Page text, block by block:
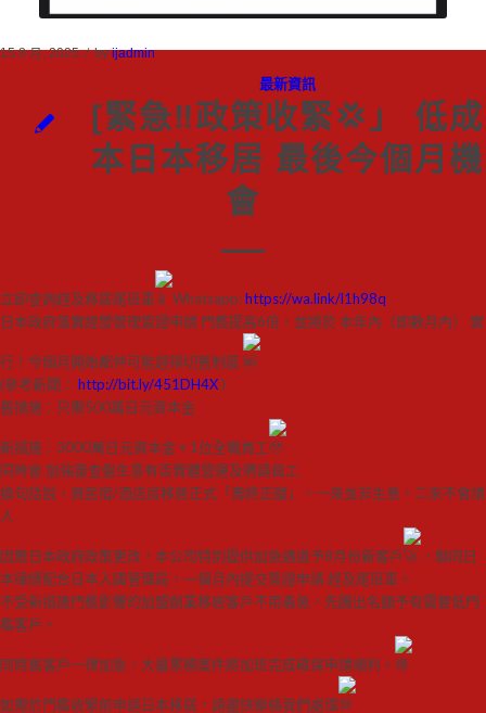
15 8 月, 2025 / byijadmin
最新資訊
[緊急‼️政策收緊💢」 低成
本日本移居 最後今個月機
會
立即查詢趕及移居尾班車 Whatsapp:https://wa.link/l1h98q
日本政府落實經營管理簽證申請 門檻提高6倍，並將於 本年內（即數月內） 實
行！今個月開始都仲可能趕得切舊制度
(參考新聞： http://bit.ly/451DH4X)
舊措施：只需500萬日元資本金
新措施：3000萬日元資本金 + 1位全職員工
同時會 加強審查盤生意有否實體營運及聘請員工
換句話說，買民宿/酒店房移居正式「壽終正寢」，一來並非生意，二來不會請
人
因應日本政府政策更改，本公司特別提供加急通道予8月份新客戶
，聯同日
本律師配合日本入國管理局，一個月內提交簽證申請 趕及尾班車。
不受新措施門檻影響的加盟創業移居客戶不用着急，先騰出名額予有需要低門
檻客戶。
同時舊客戶一律加急，大量累積案件將加班完成確保申請順利。
如需於門檻收緊前申請日本移居，請盡快聯絡我們處理